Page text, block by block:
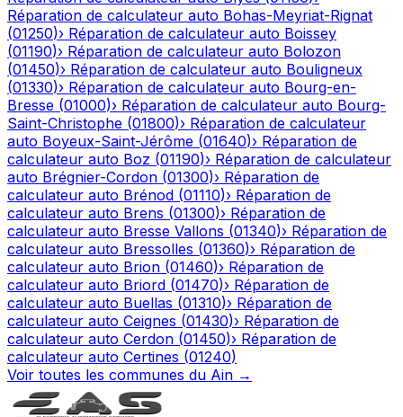
Réparation de calculateur auto Bohas-Meyriat-Rignat
(01250)› Réparation de calculateur auto Boissey
(01190)› Réparation de calculateur auto Bolozon
(01450)› Réparation de calculateur auto Bouligneux
(01330)› Réparation de calculateur auto Bourg-en-
Bresse (01000)› Réparation de calculateur auto Bourg-
Saint-Christophe (01800)› Réparation de calculateur
auto Boyeux-Saint-Jérôme (01640)› Réparation de
calculateur auto Boz (01190)› Réparation de calculateur
auto Brégnier-Cordon (01300)› Réparation de
calculateur auto Brénod (01110)› Réparation de
calculateur auto Brens (01300)› Réparation de
calculateur auto Bresse Vallons (01340)› Réparation de
calculateur auto Bressolles (01360)› Réparation de
calculateur auto Brion (01460)› Réparation de
calculateur auto Briord (01470)› Réparation de
calculateur auto Buellas (01310)› Réparation de
calculateur auto Ceignes (01430)› Réparation de
calculateur auto Cerdon (01450)› Réparation de
calculateur auto Certines (01240)
Voir toutes les communes du Ain →